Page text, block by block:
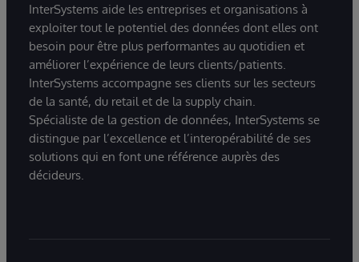
InterSystems aide les entreprises et organisations à
exploiter tout le potentiel des données dont elles ont
besoin pour être plus performantes au quotidien et
améliorer l’expérience de leurs clients/patients.
InterSystems accompagne ses clients sur les secteurs
de la santé, du retail et de la supply chain.
Spécialiste de la gestion de données, InterSystems se
distingue par l’excellence et l’interopérabilité de ses
solutions qui en font une référence auprès des
décideurs.